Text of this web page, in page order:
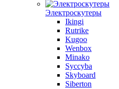
Электроскутеры
Ikingi
Rutrike
Kugoo
Wenbox
Minako
Syccyba
Skyboard
Siberton